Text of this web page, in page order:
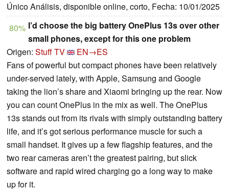
Único Análisis, disponible online, corto, Fecha: 10/01/2025
80% I’d choose the big battery OnePlus 13s over other
small phones, except for this one problem
Origen: Stuff TV
EN→ES
Fans of powerful but compact phones have been relatively
under-served lately, with Apple, Samsung and Google
taking the lion’s share and Xiaomi bringing up the rear. Now
you can count OnePlus in the mix as well. The OnePlus
13s stands out from its rivals with simply outstanding battery
life, and it’s got serious performance muscle for such a
small handset. It gives up a few flagship features, and the
two rear cameras aren’t the greatest pairing, but slick
software and rapid wired charging go a long way to make
up for it.